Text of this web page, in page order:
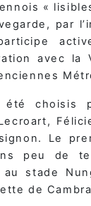
«
par
avec la
choisis
Le
peu de
au stade
de